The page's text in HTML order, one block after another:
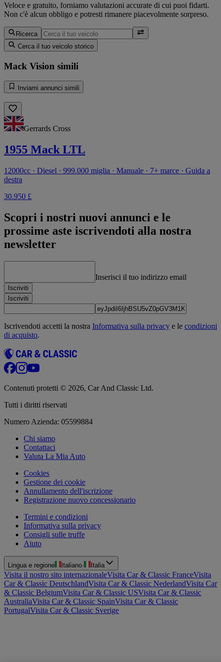
Veloce e gratuito, forniamo valutazioni accurate di cui puoi fidarti.
Non c'è alcun obbligo e potresti rimanere piacevolmente sorpreso.
Ricerca
Cerca il tuo veicolo storico
Mack Vision simili
Inviami annunci simili
Gerrards Cross
1955 Mack LTL
12000cc · Diesel · 999.000 miglia · Manuale · 7+ marce · Guida a
destra
30.950 £
Scopri i nostri nuovi annunci e le
prossime aste iscrivendoti alla nostra
newsletter
Inserisci il tuo indirizzo email
Iscriviti
Iscriviti
Iscrivendoti accetti la nostra Informativa sulla privacy e le condizioni
di acquisto.
Contenuti protetti © 2026, Car And Classic Ltd.
Tutti i diritti riservati
Numero Azienda: 05599884
Chi siamo
Contattaci
Valuta La Mia Auto
Cookies
Gestione dei cookie
Annullamento dell'iscrizione
Registrazione nuovo concessionario
Termini e condizioni
Informativa sulla privacy
Consigli sulle truffe
Aiuto
Lingua e regione Italiano· Italia
Visita il nostro sito internazionaleVisita Car & Classic FranceVisita
Car & Classic DeutschlandVisita Car & Classic NederlandVisita Car
& Classic BelgiumVisita Car & Classic USVisita Car & Classic
AustraliaVisita Car & Classic SpainVisita Car & Classic
PortugalVisita Car & Classic Sverige